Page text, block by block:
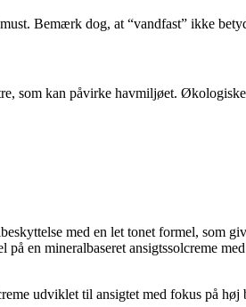
Bemærk dog, at “vandfast” ikke
som kan påvirke havmiljøet.
med en let tonet formel, som
en mineralbaseret ansigtssolcreme
udviklet til ansigtet med fokus på